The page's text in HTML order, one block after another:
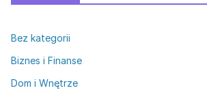
Bez kategorii
Biznes i Finanse
Dom i Wnętrze